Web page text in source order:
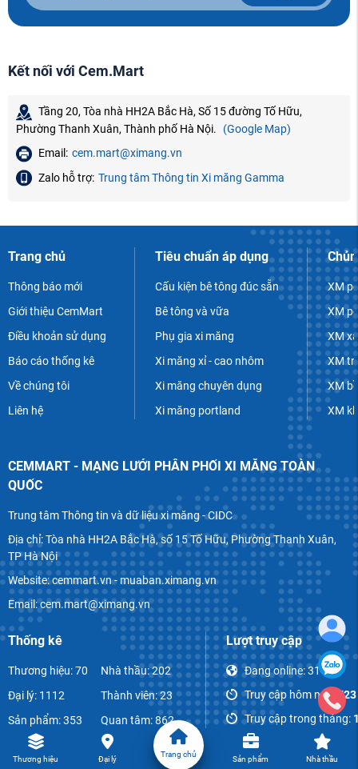
Kết nối với Cem.Mart
Tầng 20, Tòa nhà HH2A Bắc Hà, Số 15 đường Tố Hữu,
Phường Thanh Xuân, Thành phố Hà Nội.
(Google Map)
Email: cem.mart@ximang.vn
Zalo hỗ trợ: Trung tâm Thông tin Xi măng Gamma
Trang chủ
Thông báo mới
Giới thiệu CemMart
Điều khoản sử dụng
Báo cáo thống kê
Về chúng tôi
Liên hệ
Tiêu chuẩn áp dụng
Cấu kiện bê tông đúc sẵn
Bê tông và vữa
Phụ gia xi măng
Xi măng xỉ - cao nhôm
Xi măng chuyên dụng
Xi măng portland
XM
XM
XM
XM
XM
XM
CEMMART - MẠNG LƯỚI PHÂN PHỐI XI MĂNG TOÀN
QUỐC
Trung tâm Thông tin và dữ liệu xi măng - CIDC
Địa chỉ: Tòa nhà HH2A Bắc Hà, số 15 Tố Hữu, Phường Thanh Xuân,
TP Hà Nội
Website: cemmart.vn - muaban.ximang.vn
Email: cem.mart@ximang.vn
Thống kê
Thương hiệu: 70
Đại lý: 1112
Sản phẩm: 353
Bài viết: 1069
Nhà thầu: 202
Thành viên: 23
Quan tâm: 862
Bình luận: 52
Lượt truy cập
Đang online:31
Truy cập hôm nay:
723
Truy cập trong tháng:
Tổng lượt truy cập:
Thương hiệu Đại lý
Trang chủ
Sản phẩm Nhà thầu